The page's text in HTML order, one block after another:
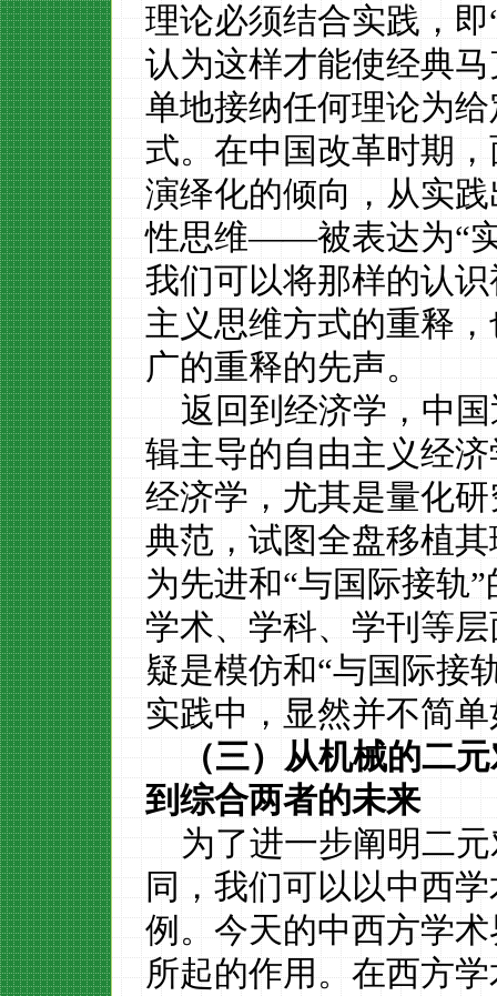
理论必须结合实践，
认为这样才能使经典
单地接纳任何理论为
式。在中国改革时期
演绎化的倾向，从实
性思维——被表达为“
我们可以将那样的认
主义思维方式的重释
广的重释的先声。
返回到经济学，中
辑主导的自由主义经
经济学，尤其是量化
典范，试图全盘移植
为先进和“与国际接轨
学术、学科、学刊等
疑是模仿和“与国际接
实践中，显然并不简
（三）从机械的二
到综合两者的未来
为了进一步阐明二
同，我们可以以中西
例。今天的中西方学
所起的作用。在西方